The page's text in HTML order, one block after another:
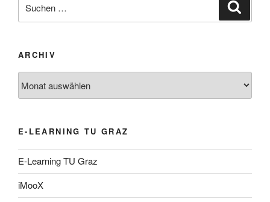
nach:
ARCHIV
E-LEARNING TU GRAZ
E-Learning TU Graz
iMooX